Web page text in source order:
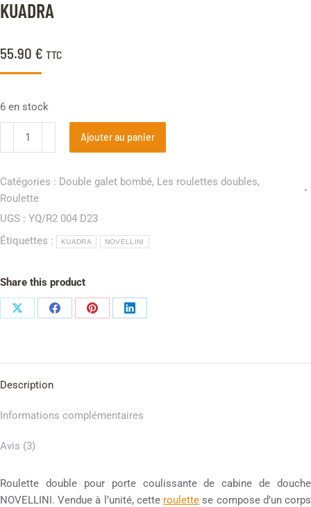
KUADRA
55.90 € TTC
6 en stock
Ajouter au panier
Catégories : Double galet bombé, Les roulettes doubles,
Roulette
UGS : YQ/R2 004 D23
Étiquettes :
KUADRA NOVELLINI
Share this product
Description
Informations complémentaires
Avis (3)
Roulette double pour porte coulissante de cabine de douche
NOVELLINI. Vendue à l’unité, cette roulette se compose d’un corps